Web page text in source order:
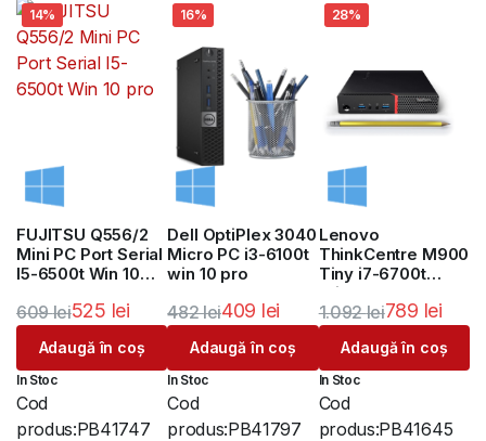
14%
FUJITSU Q556/2
Mini PC Port Serial
I5-6500t Win 10
609lei
Prețul
inițial
a
fost:
525 lei
Prețul
curent
este:
525 lei.
Adaugă în coș
In Stoc
Cod
produs:PB41747
16%
Dell OptiPlex 3040
Micro PC i3-6100t
win 10 pro
482lei
Prețul
inițial
a
fost:
409 lei
Prețul
curent
este:
409 lei.
Adaugă în coș
In Stoc
Cod
produs:PB41797
28%
Lenovo
ThinkCentre M900
Tiny i7-6700t
Windows 10 Pro
1.092lei
Prețul
inițial
a
fost:
789 lei
Prețul
curent
este:
789 lei.
Adaugă în coș
In Stoc
Cod
produs:PB41645